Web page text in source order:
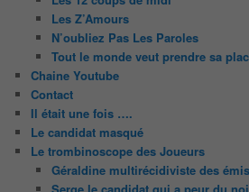
Les Z’Amours
N’oubliez Pas Les Paroles
Tout le monde veut prendre sa
Chaine Youtube
Contact
Il était une fois ….
Le candidat masqué
Le trombinoscope des Joueurs
Géraldine multirécidiviste des
Serge le candidat qui a peur du